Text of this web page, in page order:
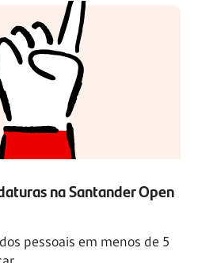
na Santander Open
pessoais em menos de 5